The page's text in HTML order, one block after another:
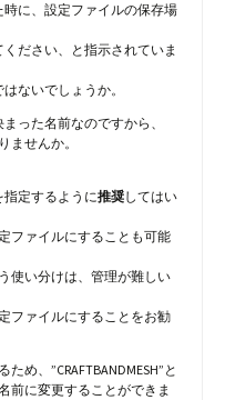
に、設定ファイルの保存場
ださい、と指示されていま
ないでしょうか。
まった名前なのですから、
ませんか。
定するように推奨してはい
ファイルにすることも可能
使い分けは、管理が難しい
ファイルにすることをお勧
め、”CRAFTBANDMESH”と
前に変更することができま